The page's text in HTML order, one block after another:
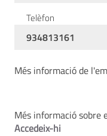
Telèfon
934813161
Més informació de
Més informació sobre
Accedeix-hi